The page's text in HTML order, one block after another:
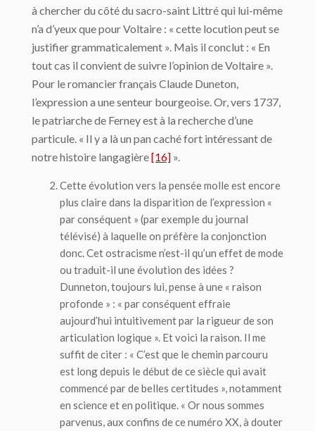
à chercher du côté du sacro-saint Littré qui lui-même
n’a d’yeux que pour Voltaire : « cette locution peut se
justifier grammaticalement ». Mais il conclut : « En
tout cas il convient de suivre l’opinion de Voltaire ».
Pour le romancier français Claude Duneton,
l’expression a une senteur bourgeoise. Or, vers 1737,
le patriarche de Ferney est à la recherche d’une
particule. « Il y a là un pan caché fort intéressant de
notre histoire langagière[16] ».
Cette évolution vers la pensée molle est encore
plus claire dans la disparition de l’expression «
par conséquent » (par exemple du journal
télévisé) à laquelle on préfère la conjonction
donc. Cet ostracisme n’est-il qu’un effet de mode
ou traduit-il une évolution des idées ?
Dunneton, toujours lui, pense à une « raison
profonde » : « par conséquenteffraie
aujourd’hui intuitivement par la rigueur de son
articulation logique ». Et voici la raison. Il me
suffit de citer : « C’est que le chemin parcouru
est long depuis le début de ce siècle qui avait
commencé par de belles certitudes », notamment
en science et en politique. « Or nous sommes
parvenus, aux confins de ce numéro XX, à douter